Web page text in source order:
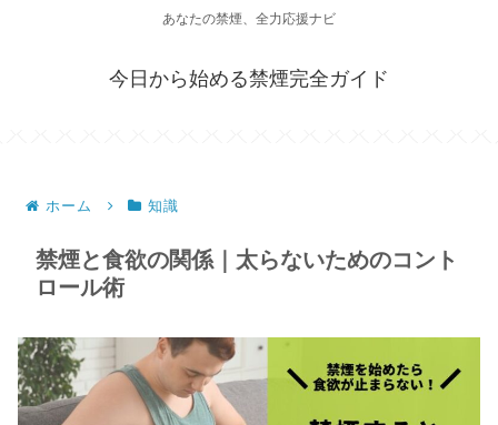
あなたの禁煙、全力応援ナビ
今日から始める禁煙完全ガイド
ホーム 知識
禁煙と食欲の関係｜太らないためのコント
ロール術